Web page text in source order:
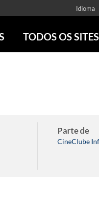
Idioma
TODOS OS SITES
TESTEMUNHA OCULAR
CLARICE LISPECTOR
Parte de
CineClube